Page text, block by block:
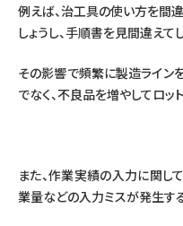
例えば、治工具の使い方を間
しょうし、手順書を見間違えて
その影響で頻繁に製造ライン
でなく、不良品を増やしてロ
また、作業実績の入力に関し
業量などの入力ミスが発生す